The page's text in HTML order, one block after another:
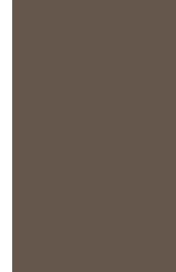
手話美容室 オーガニックカラ
ーガニックカラー取扱